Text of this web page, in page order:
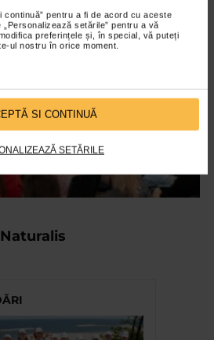
continuă” pentru a fi de acord cu aceste
setările” pentru a vă
preferințele și, în special, vă puteți
ul nostru în orice moment.
SI CONTINUĂ
SETĂRILE